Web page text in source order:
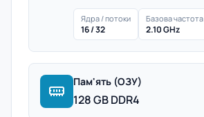
Ядра / потоки
16 / 32
Базова частота
2.10 GHz
Пам'ять (ОЗУ)
128 GB DDR4